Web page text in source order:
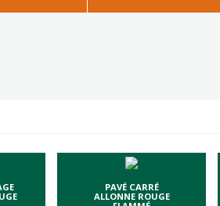
PAVÉ CARRÉ
ALLONNE ROUGE